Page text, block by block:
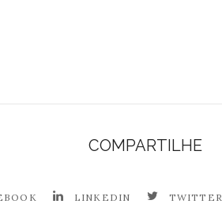
COMPARTILHE
LINKEDIN TWITTER